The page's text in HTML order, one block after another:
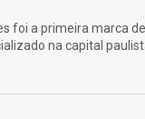
foi a primeira marca
na capital